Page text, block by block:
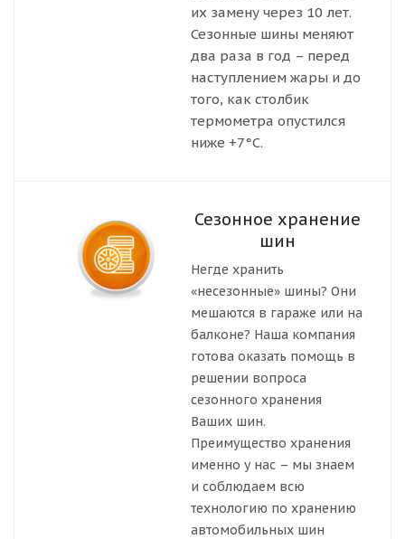
их замену через 10 лет.
Сезонные шины меняют
два раза в год – перед
наступлением жары и до
того, как столбик
термометра опустился
ниже +7°С.
Сезонное хранение
шин
Негде хранить
«несезонные» шины? Они
мешаются в гараже или на
балконе? Наша компания
готова оказать помощь в
решении вопроса
сезонного хранения
Ваших шин.
Преимущество хранения
именно у нас – мы знаем
и соблюдаем всю
технологию по хранению
автомобильных шин